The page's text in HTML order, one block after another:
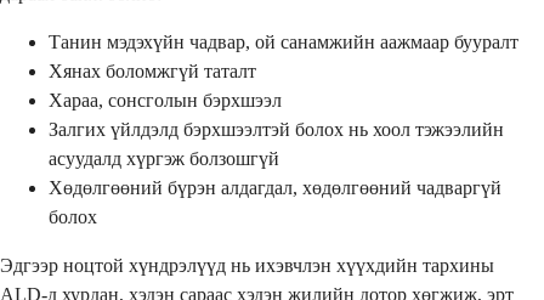
Танин мэдэхүйн чадвар, ой санамжийн аажмаар бууралт
Хянах боломжгүй таталт
Хараа, сонсголын бэрхшээл
Залгих үйлдэлд бэрхшээлтэй болох нь хоол тэжээлийн
асуудалд хүргэж болзошгүй
Хөдөлгөөний бүрэн алдагдал, хөдөлгөөний чадваргүй
болох
Эдгээр ноцтой хүндрэлүүд нь ихэвчлэн хүүхдийн тархины
ALD-д хурдан, хэдэн сараас хэдэн жилийн дотор хөгжиж, эрт